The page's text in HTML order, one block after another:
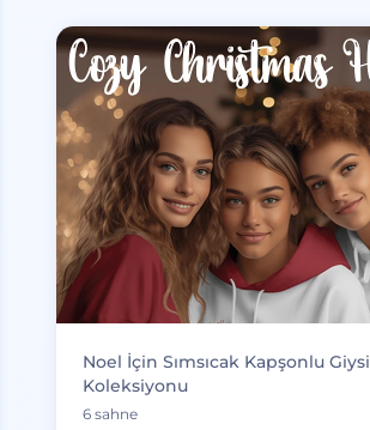
Noel İçin Sımsıcak Kapşonlu Giysi
Koleksiyonu
6 sahne